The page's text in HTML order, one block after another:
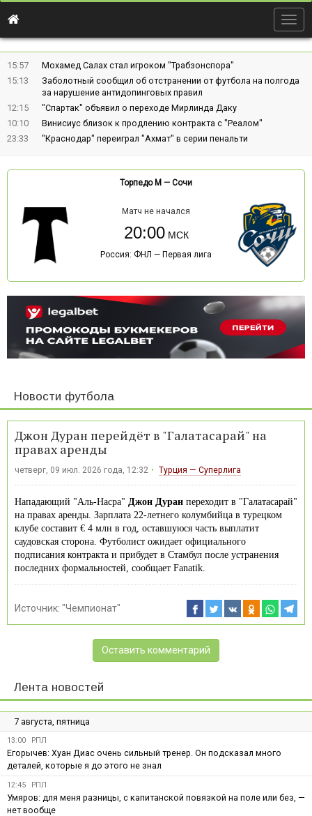
15:57
Мохамед Салах стал игроком "Трабзонспора"
15:13
Заболотный сообщил об отстранении от футбола на полгода
за нарушение антидопинговых правил
12:15
"Спартак" объявил о переходе Мирлинда Даку
10:10
Винисиус близок к продлению контракта с "Реалом"
23:33
"Краснодар" переиграл "Ахмат" в серии пенальти
Торпедо М — Сочи
Матч не начался
20:00
Россия: ФНЛ — Первая лига
Новости футбола
Джон Дуран перейдёт в "Галатасарай" на
правах аренды
четверг, 09 июл. 2026 года, 12:32 Турция — Суперлига
Нападающий "Аль-Насра" Джон Дуран переходит в "Галатасарай"
на правах аренды. Зарплата 22‑летнего колумбийца в турецком
клубе составит € 4 млн в год, оставшуюся часть выплатит
саудовская сторона. Футболист ожидает официального
подписания контракта и прибудет в Стамбул после устранения
последних формальностей, сообщает Fanatik.
Источник: "Чемпионат"
Оставить комментарий
Лента новостей
7 августа, пятница
13:00 РПЛ
Егорычев: Хуан Диас очень сильный тренер. Он подсказал много
деталей, которые я до этого не знал
12:45 РПЛ
Умяров: для меня разницы, с капитанской повязкой на поле или без, —
нет вообще